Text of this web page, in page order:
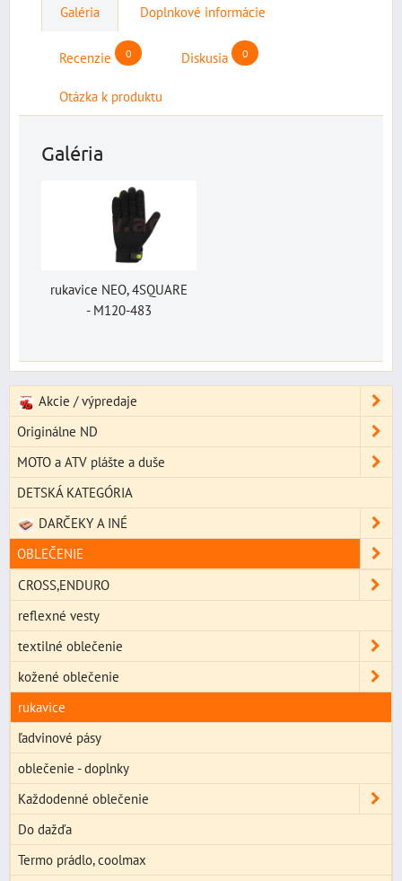
Galéria Doplnkové informácie
Recenzie 0 Diskusia 0
Otázka k produktu
Galéria
rukavice NEO, 4SQUARE
- M120-483
Akcie / výpredaje
Originálne ND
MOTO a ATV plášte a duše
DETSKÁ KATEGÓRIA
DARČEKY A INÉ
OBLEČENIE
CROSS,ENDURO
reflexné vesty
textilné oblečenie
kožené oblečenie
rukavice
ľadvinové pásy
oblečenie - doplnky
Každodenné oblečenie
Do dažďa
Termo prádlo, coolmax